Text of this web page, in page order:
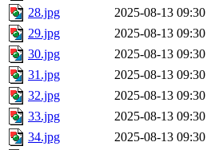
28.jpg
2025-08-13 09:30
29.jpg
2025-08-13 09:30
30.jpg
2025-08-13 09:30
31.jpg
2025-08-13 09:30
32.jpg
2025-08-13 09:30
33.jpg
2025-08-13 09:30
34.jpg
2025-08-13 09:30